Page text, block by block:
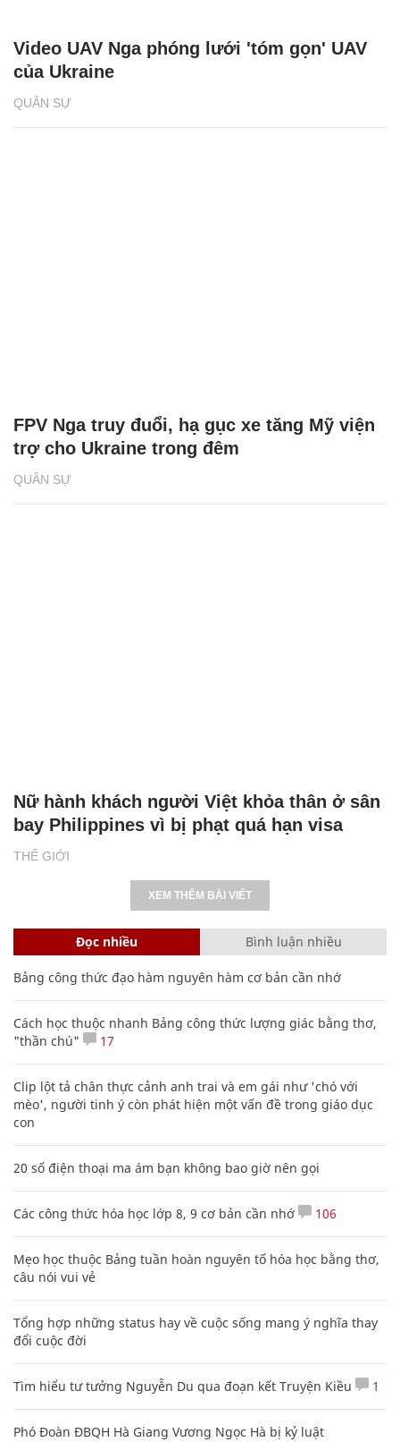
QUÂN SỰ
Video UAV Nga phóng lưới 'tóm gọn' UAV
của Ukraine
QUÂN SỰ
FPV Nga truy đuổi, hạ gục xe tăng Mỹ viện
trợ cho Ukraine trong đêm
THẾ GIỚI
Nữ hành khách người Việt khỏa thân ở sân
bay Philippines vì bị phạt quá hạn visa
XEM THÊM BÀI VIẾT
Đọc nhiều Bình luận nhiều
Bảng công thức đạo hàm nguyên hàm cơ bản cần nhớ
Cách học thuộc nhanh Bảng công thức lượng giác bằng thơ,
"thần chú"
17
Clip lột tả chân thực cảnh anh trai và em gái như 'chó với
mèo', người tinh ý còn phát hiện một vấn đề trong giáo dục
con
20 số điện thoại ma ám bạn không bao giờ nên gọi
Các công thức hóa học lớp 8, 9 cơ bản cần nhớ 106
Mẹo học thuộc Bảng tuần hoàn nguyên tố hóa học bằng thơ,
câu nói vui vẻ
Tổng hợp những status hay về cuộc sống mang ý nghĩa thay
đổi cuộc đời
Tìm hiểu tư tưởng Nguyễn Du qua đoạn kết Truyện Kiều 1
Phó Đoàn ĐBQH Hà Giang Vương Ngọc Hà bị kỷ luật